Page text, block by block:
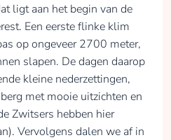
ligt aan het begin van de
Een eerste flinke klim
op ongeveer 2700 meter,
slapen. De dagen daarop
kleine nederzettingen,
met mooie uitzichten en
Zwitsers hebben hier
Vervolgens dalen we af in